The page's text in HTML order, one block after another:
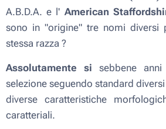
A.B.D.A. e l' American
sono in "origine" tre nomi diversi
stessa razza ?
Assolutamente si sebbene
selezione seguendo standard
diverse caratteristiche
caratteriali.